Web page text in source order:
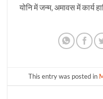
योनि में जन्म, अमावस में कार्य
This entry was posted in